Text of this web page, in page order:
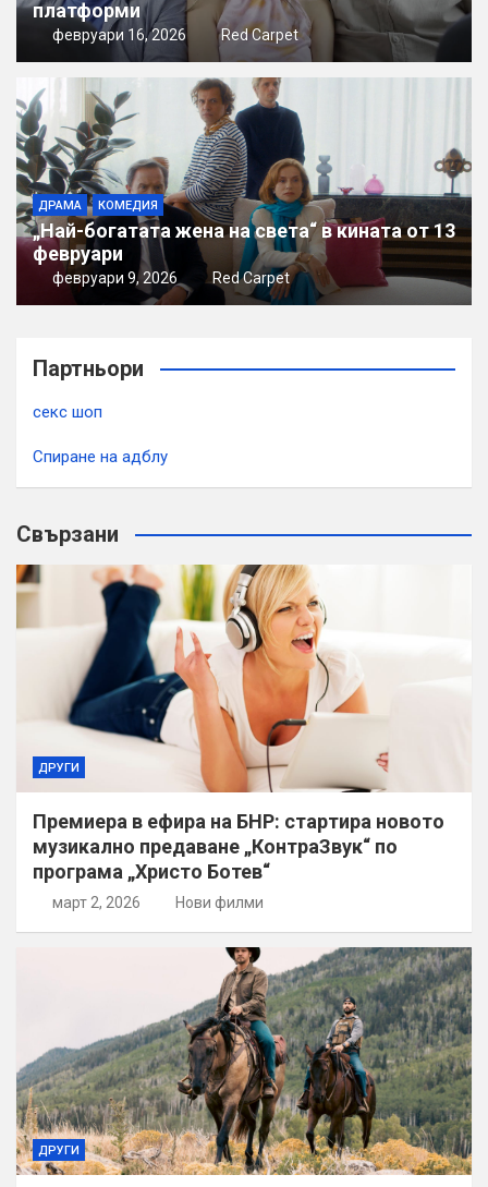
платформи
февруари 16, 2026 Red Carpet
ДРАМА КОМЕДИЯ
„Най-богатата жена на света“ в кината от 13
февруари
февруари 9, 2026 Red Carpet
Партньори
секс шоп
Спиране на адблу
Свързани
ДРУГИ
Премиера в ефира на БНР: стартира новото
музикално предаване „КонтраЗвук“ по
програма „Христо Ботев“
март 2, 2026 Нови филми
ДРУГИ